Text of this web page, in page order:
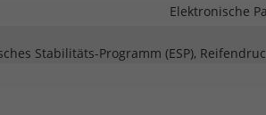
Elektronische
Stabilitäts-Programm (ESP),